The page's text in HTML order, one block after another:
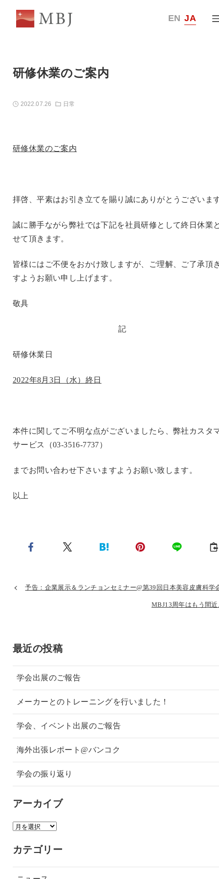
EN JA
研修休業のご案内
2022.07.26 日常
研修休業のご案内
拝啓、平素はお引き立てを賜り誠にありがとうございま
誠に勝手ながら弊社では下記を社員研修として終日休業
せて頂きます。
皆様にはご不便をおかけ致しますが、ご理解、ご了承頂
すようお願い申し上げます。
敬具
記
研修休業日
2022年8月3日（水）終日
本件に関してご不明な点がございましたら、弊社カスタ
サービス（03-3516-7737）
までお問い合わせ下さいますようお願い致します。
以上
予告：企業展示＆ランチョンセミナー@第39回日本美容皮膚科学
MBJ13周年はもう間
最近の投稿
学会出展のご報告
メーカーとのトレーニングを行いました！
学会、イベント出展のご報告
海外出張レポート@バンコク
学会の振り返り
アーカイブ
カテゴリー